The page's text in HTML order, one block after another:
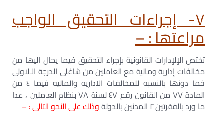
٧- إجراءات التحقيق الواجب
مراعتھا : –
تختص الإلإدارات القانونية بإجراء التحقيق فيما يحال اليھا من
مخالفات إدارية ومالية مع العاملين من شاغلى الدرجة الالاولى
فما دونھا بالنسبة للمخالفات الادارية والمالية فيما ٤ من
المادة ٧٧ من القانون رقم ٤٧ لسنة ٧٨ بنظام العاملين ، عدا
ما ورد بالفقرتين ٢ المدنين بالدولة
وذلك على النحو التالى : –